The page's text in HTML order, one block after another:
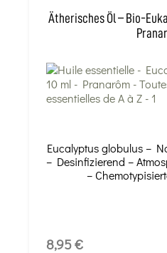
Ätherisches Öl – Bio-
Eucalyptus globulus –
– Desinfizierend –
–
8,95 €